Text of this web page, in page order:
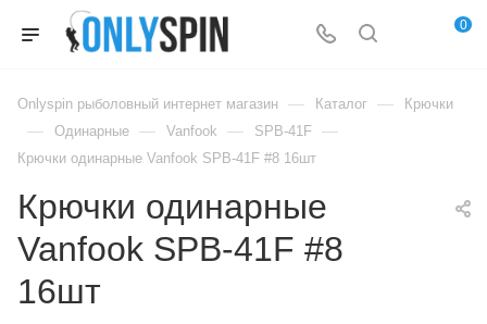
0
Onlyspin рыболовный интернет магазин — Каталог — Крючки
— Одинарные — Vanfook — SPB-41F —
Крючки одинарные Vanfook SPB-41F #8 16шт
Крючки одинарные
Vanfook SPB-41F #8
16шт